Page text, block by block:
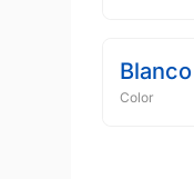
Blanco
Color